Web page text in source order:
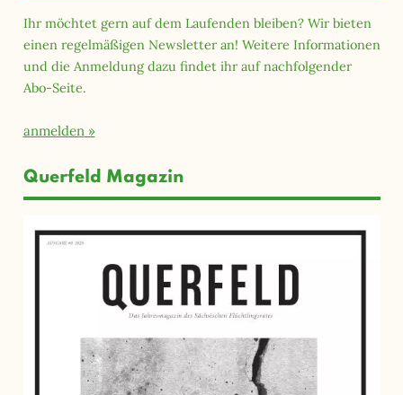
Ihr möchtet gern auf dem Laufenden bleiben? Wir bieten
einen regelmäßigen Newsletter an! Weitere Informationen
und die Anmeldung dazu findet ihr auf nachfolgender
Abo-Seite.
anmelden
Querfeld Magazin